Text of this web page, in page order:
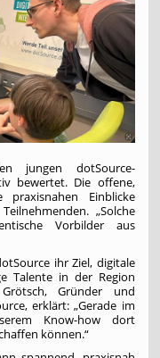
jungen dotSource-
bewertet. Die offene,
Einblicke
„Solche
Vorbilder aus
ihr Ziel, digitale
Talente in der Region
Gründer und
erklärt: „Gerade im
Know-how dort
können.“